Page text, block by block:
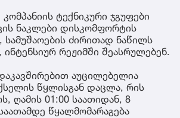
ტექნიკური ჯგუფები
ნაკლები დისკომფორტის
სამუშაოების ძირითად ნაწილს
ინტენსიურ რეჟიმში შეასრულებენ.
აუცილებელია
წყლისგან დაცლა, რის
ღამის 01:00 საათიდან, 8
წყალმომარაგება